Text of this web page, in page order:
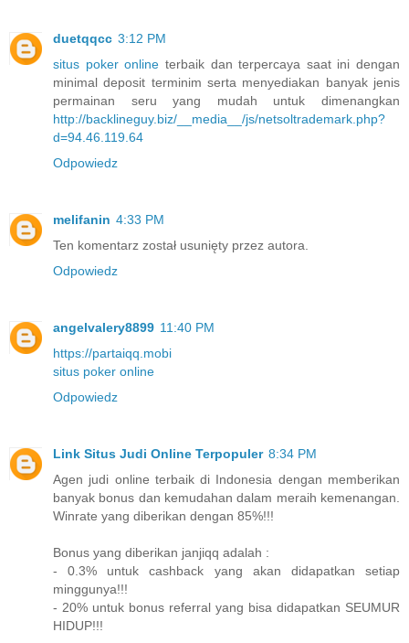
duetqqcc 3:12 PM
situs poker online terbaik dan terpercaya saat ini dengan
minimal deposit terminim serta menyediakan banyak jenis
permainan seru yang mudah untuk dimenangkan
http://backlineguy.biz/__media__/js/netsoltrademark.php?
d=94.46.119.64
Odpowiedz
melifanin 4:33 PM
Ten komentarz został usunięty przez autora.
Odpowiedz
angelvalery8899 11:40 PM
https://partaiqq.mobi
situs poker online
Odpowiedz
Link Situs Judi Online Terpopuler 8:34 PM
Agen judi online terbaik di Indonesia dengan memberikan
banyak bonus dan kemudahan dalam meraih kemenangan.
Winrate yang diberikan dengan 85%!!!
Bonus yang diberikan janjiqq adalah :
- 0.3% untuk cashback yang akan didapatkan setiap
minggunya!!!
- 20% untuk bonus referral yang bisa didapatkan SEUMUR
HIDUP!!!